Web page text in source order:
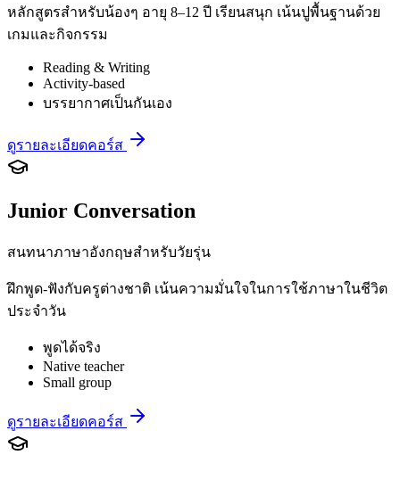
หลักสูตรสำหรับน้องๆ อายุ 8–12 ปี เรียนสนุก เน้นปูพื้นฐานด้วย
เกมและกิจกรรม
Reading & Writing
Activity-based
บรรยากาศเป็นกันเอง
ดูรายละเอียดคอร์ส
Junior Conversation
สนทนาภาษาอังกฤษสำหรับวัยรุ่น
ฝึกพูด-ฟังกับครูต่างชาติ เน้นความมั่นใจในการใช้ภาษาในชีวิต
ประจำวัน
พูดได้จริง
Native teacher
Small group
ดูรายละเอียดคอร์ส